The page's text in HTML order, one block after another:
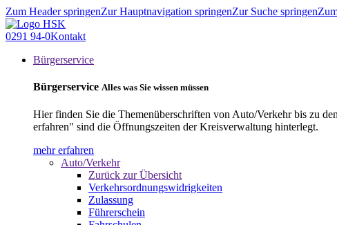
Zum Header springenZur Hauptnavigation springenZur Suche springen
0291 94-0Kontakt
Bürgerservice
Bürgerservice Alles was Sie wissen müssen
Hier finden Sie die Themenüberschriften von Auto/Verkehr bis zu
erfahren" sind die Öffnungszeiten der Kreisverwaltung hinterlegt.
mehr erfahren
Auto/Verkehr
Zurück zur Übersicht
Verkehrsordnungswidrigkeiten
Zulassung
Führerschein